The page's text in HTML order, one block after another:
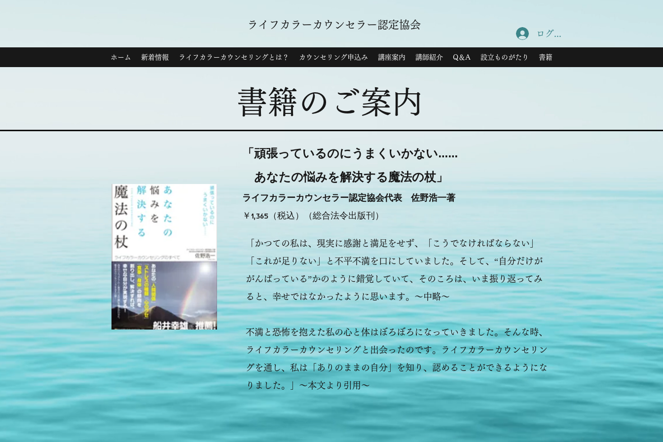
ライフカラーカウンセラー認定協会
ホーム 新着情報 ライフカラーカウンセリングとは？ カウンセリング申込み 講座案内 講師紹介 Q＆A 設立ものがたり 書籍
ログイン
書籍のご案内
「頑張っているのにうまくいかない……
あなたの悩みを解決する魔法の杖」
ライフカラーカウンセラー認定協会代表 佐野浩一著
￥1,365（税込）（総合法令出版刊）
「かつての私は、現実に感謝と満足をせず、「こうでなければならない」
「これが足りない」と不平不満を口にしていました。そして、“自分だけが
がんばっている”かのように錯覚していて、そのころは、いま振り返ってみ
ると、幸せではなかったように思います。～中略～
不満と恐怖を抱えた私の心と体はぼろぼろになっていきました。そんな時、
ライフカラーカウンセリングと出会ったのです。ライフカラーカウンセリン
グを通し、私は「ありのままの自分」を知り、認めることができるようにな
りました。」～本文より引用～